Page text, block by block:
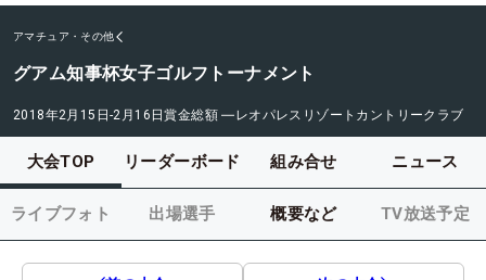
アマチュア・その他
グアム知事杯女子ゴルフトーナメント
2018年2月15日-2月16日賞金総額 ―レオパレスリゾートカントリークラブ
大会TOP リーダーボード 組み合せ ニュース
ライブフォト 出場選手 概要など TV放送予定